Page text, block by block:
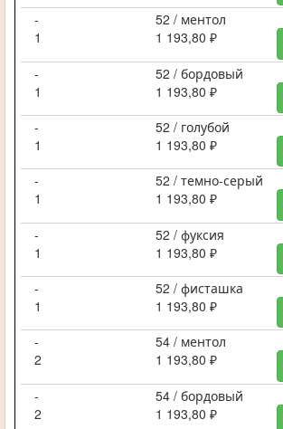
-
52 / ментол
1
1 193,80 ₽
-
52 / бордовый
1
1 193,80 ₽
-
52 / голубой
1
1 193,80 ₽
-
52 / темно-серый
1
1 193,80 ₽
-
52 / фуксия
1
1 193,80 ₽
-
52 / фисташка
1
1 193,80 ₽
-
54 / ментол
2
1 193,80 ₽
-
54 / бордовый
2
1 193,80 ₽